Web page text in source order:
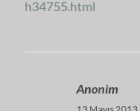
h34755.html
Anonim